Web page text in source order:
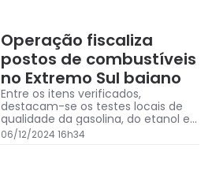
Operação fiscaliza
postos de combustíveis
no Extremo Sul baiano
Entre os itens verificados,
destacam-se os testes locais de
qualidade da gasolina, do etanol e
do diesel, a quantidade de
combustível efetivamente
06/12/2024 16h34